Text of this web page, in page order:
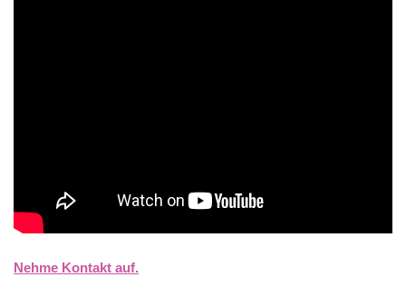
Nehme Kontakt auf.